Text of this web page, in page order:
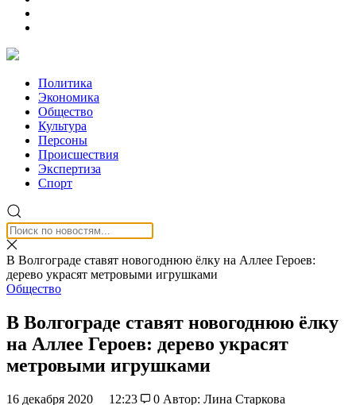
Политика
Экономика
Общество
Культура
Персоны
Происшествия
Экспертиза
Спорт
В Волгограде ставят новогоднюю ёлку на Аллее Героев:
дерево украсят метровыми игрушками
Общество
В Волгограде ставят новогоднюю ёлку
на Аллее Героев: дерево украсят
метровыми игрушками
16 декабря 2020 12:23 0 Автор: Лина Старкова